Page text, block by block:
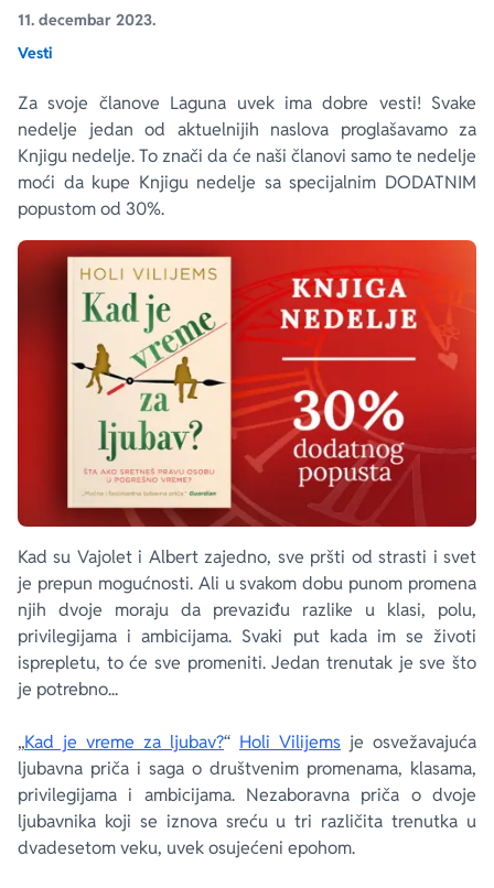
11. decembar 2023.
Vesti
Za svoje članove Laguna uvek ima dobre vesti! Svake
nedelje jedan od aktuelnijih naslova proglašavamo za
Knjigu nedelje. To znači da će naši članovi samo te nedelje
moći da kupe Knjigu nedelje sa specijalnim DODATNIM
popustom od 30%.
Kad su Vajolet i Albert zajedno, sve pršti od strasti i svet
je prepun mogućnosti. Ali u svakom dobu punom promena
njih dvoje moraju da prevaziđu razlike u klasi, polu,
privilegijama i ambicijama. Svaki put kada im se životi
isprepletu, to će sve promeniti. Jedan trenutak je sve što
je potrebno...
„Kad je vreme za ljubav?“ Holi Vilijems je osvežavajuća
ljubavna priča i saga o društvenim promenama, klasama,
privilegijama i ambicijama. Nezaboravna priča o dvoje
ljubavnika koji se iznova sreću u tri različita trenutka u
dvadesetom veku, uvek osujećeni epohom.
Ekranizovane knjige
Za poklon
E-knjige
Autori
Poezija
Lični razvoj i popularna psihologija
Biografija
Bojan Ljubenović
Dejan Tiago-Stanković
Milica Jakovljević Mir-Jam
Peter Handke
Harlan Koben
Elif Šafak